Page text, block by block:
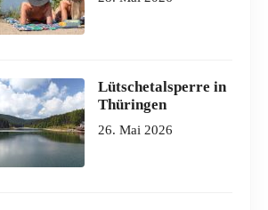
Lütschetalsperre in
Thüringen
26. Mai 2026